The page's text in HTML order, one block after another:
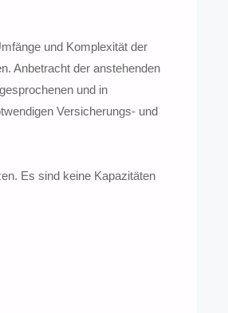
und Komplexität der
Anbetracht der anstehenden
und in
Versicherungs- und
Es sind keine Kapazitäten